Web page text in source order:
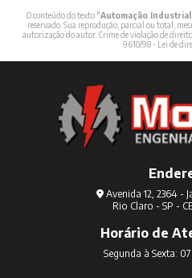
O conteúdo do texto "Automação
reservado. Sua reprodução, parcial ou total,
autorização do autor. Crime de violação de
9610/98 - Lei de
Avenida 12, 2364 -
Rio Claro - SP -
Horário de
Segunda à Sexta: